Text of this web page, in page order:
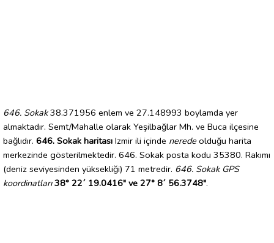
646. Sokak38.371956 enlem ve 27.148993 boylamda yer
almaktadır. Semt/Mahalle olarak Yeşilbağlar Mh. ve Buca ilçesine
bağlıdır. 646. Sokak haritası Izmir ili içinde nerede olduğu harita
merkezinde gösterilmektedir. 646. Sokak posta kodu 35380. Rakımı
(deniz seviyesinden yüksekliği) 71 metredir. 646. Sokak GPS
koordinatları 38° 22´ 19.0416" ve 27° 8´ 56.3748".